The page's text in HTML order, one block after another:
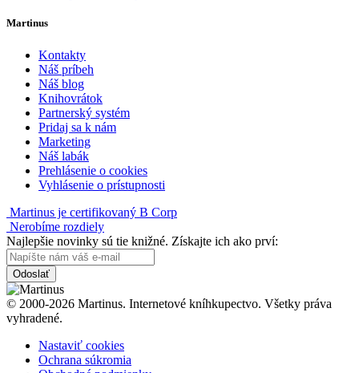
Martinus
Kontakty
Náš príbeh
Náš blog
Knihovrátok
Partnerský systém
Pridaj sa k nám
Marketing
Náš labák
Prehlásenie o cookies
Vyhlásenie o prístupnosti
Martinus je certifikovaný B Corp
Nerobíme rozdiely
Najlepšie novinky sú tie knižné. Získajte ich ako prví:
Odoslať
© 2000-2026 Martinus. Internetové kníhkupectvo. Všetky práva
vyhradené.
Nastaviť cookies
Ochrana súkromia